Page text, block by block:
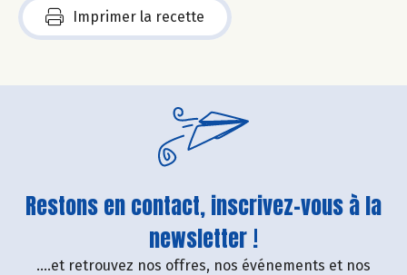
Imprimer la recette
Restons en contact, inscrivez-vous à la
newsletter !
....et retrouvez nos offres, nos événements et nos